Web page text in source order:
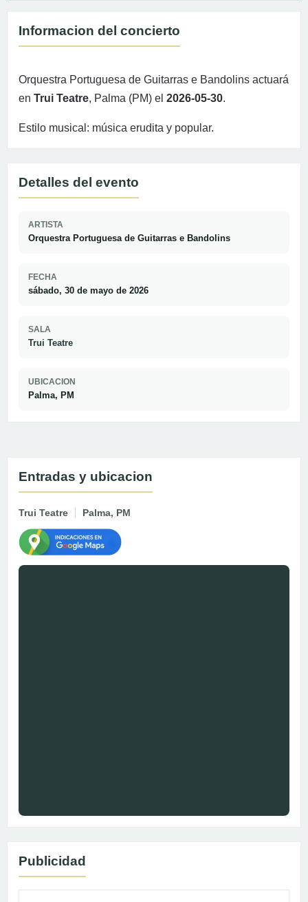
Informacion del concierto
Orquestra Portuguesa de Guitarras e Bandolins actuará
en Trui Teatre, Palma (PM) el 2026-05-30.
Estilo musical: música erudita y popular.
Detalles del evento
ARTISTA
Orquestra Portuguesa de Guitarras e Bandolins
FECHA
sábado, 30 de mayo de 2026
SALA
Trui Teatre
UBICACION
Palma, PM
Entradas y ubicacion
Trui Teatre Palma, PM
Publicidad